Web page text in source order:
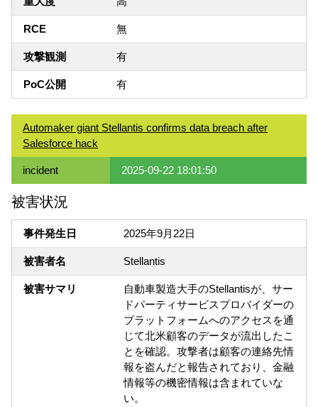
RCE 無
攻撃観測 有
PoC公開 有
Automaker giant Stellantis confirms data breach after
Salesforce hack
incident 2025-09-22 18:01:50
被害状況
事件発生日 2025年9月22日
被害者名 Stellantis
被害サマリ
自動車製造大手のStellantisが、サー
ドパーティサービスプロバイダーの
プラットフォームへのアクセスを通
じて北米顧客のデータが流出したこ
とを確認。攻撃者は顧客の連絡先情
報を盗んだと報告されており、金融
情報等の機密情報は含まれていな
い。